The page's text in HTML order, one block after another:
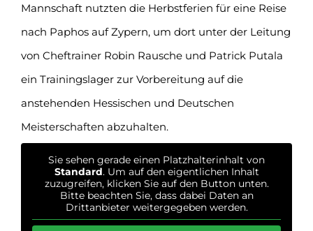
Mannschaft nutzten die Herbstferien für eine Reise
nach Paphos auf Zypern, um dort unter der Leitung
von Cheftrainer Robin Rausche und Patrick Putala
ein Trainingslager zur Vorbereitung auf die
anstehenden Hessischen und Deutschen
Meisterschaften abzuhalten.
Sie sehen gerade einen Platzhalterinhalt von
Standard. Um auf den eigentlichen Inhalt
zuzugreifen, klicken Sie auf den Button unten.
Bitte beachten Sie, dass dabei Daten an
Drittanbieter weitergegeben werden.